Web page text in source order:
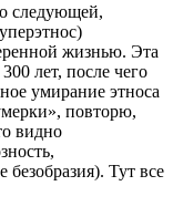
следующей,
жизнью. Эта
лет, после чего
умирание этноса
повторю,
видно
Тут все